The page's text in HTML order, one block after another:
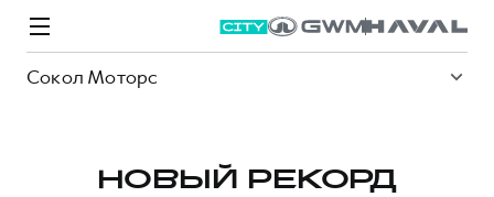
Сокол Моторс
НОВЫЙ РЕКОРД